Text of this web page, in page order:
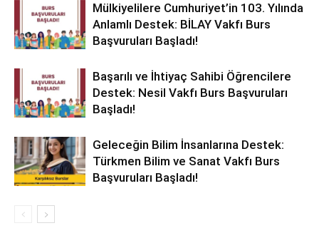
Mülkiyelilere Cumhuriyet’in 103. Yılında
Anlamlı Destek: BİLAY Vakfı Burs
Başvuruları Başladı!
Başarılı ve İhtiyaç Sahibi Öğrencilere
Destek: Nesil Vakfı Burs Başvuruları
Başladı!
Geleceğin Bilim İnsanlarına Destek:
Türkmen Bilim ve Sanat Vakfı Burs
Başvuruları Başladı!